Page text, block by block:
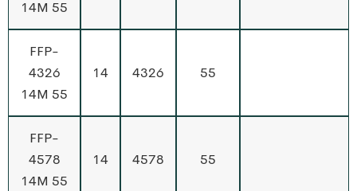
14M 55
FFP-
4326
14M 55
14 4326 55
FFP-
4578
14M 55
14 4578 55